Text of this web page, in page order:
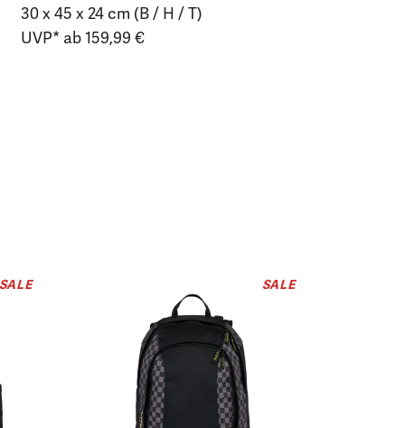
30 x 45 x 24 cm (B / H / T)
UVP* ab 159,99 €
SALE SALE